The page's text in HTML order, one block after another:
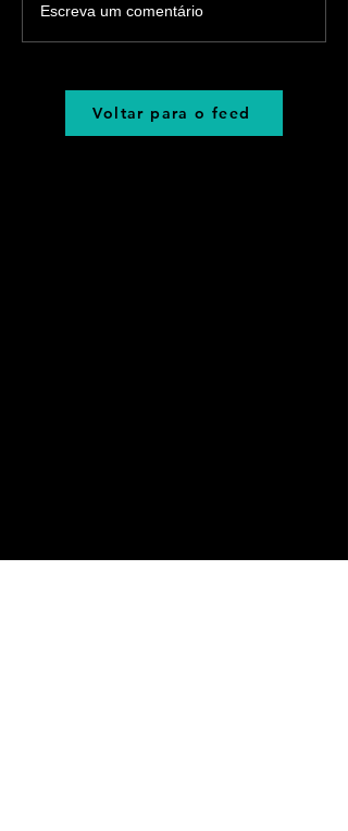
Escreva um comentário
Voltar para o feed